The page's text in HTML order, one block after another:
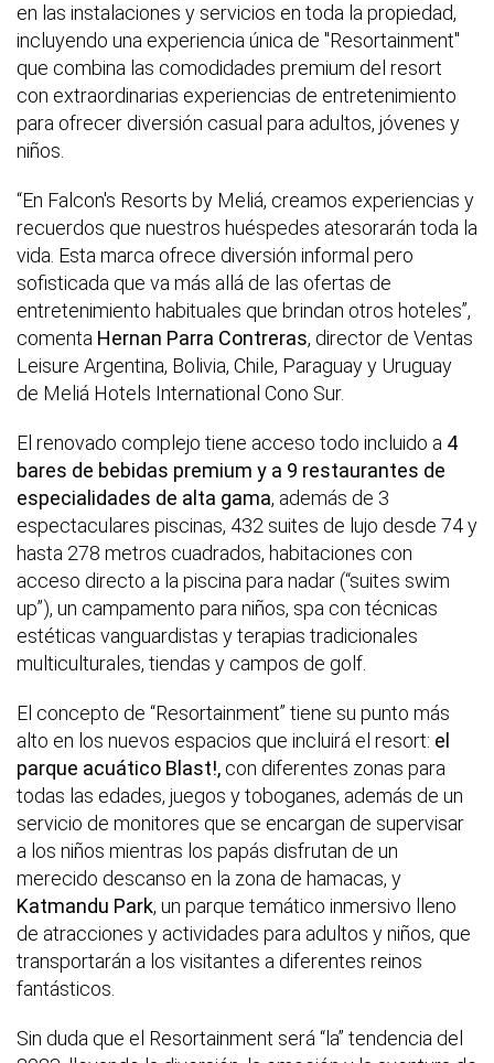
en las instalaciones y servicios en toda la propiedad,
incluyendo una experiencia única de "Resortainment"
que combina las comodidades premium del resort
con extraordinarias experiencias de entretenimiento
para ofrecer diversión casual para adultos, jóvenes y
niños.
“En Falcon's Resorts by Meliá, creamos experiencias y
recuerdos que nuestros huéspedes atesorarán toda la
vida. Esta marca ofrece diversión informal pero
sofisticada que va más allá de las ofertas de
entretenimiento habituales que brindan otros hoteles”,
comenta Hernan Parra Contreras, director de Ventas
Leisure Argentina, Bolivia, Chile, Paraguay y Uruguay
de Meliá Hotels International Cono Sur.
El renovado complejo tiene acceso todo incluido a 4
bares de bebidas premium y a 9 restaurantes de
especialidades de alta gama, además de 3
espectaculares piscinas, 432 suites de lujo desde 74 y
hasta 278 metros cuadrados, habitaciones con
acceso directo a la piscina para nadar (“suites swim
up”), un campamento para niños, spa con técnicas
estéticas vanguardistas y terapias tradicionales
multiculturales, tiendas y campos de golf.
El concepto de “Resortainment” tiene su punto más
alto en los nuevos espacios que incluirá el resort: el
parque acuático Blast!, con diferentes zonas para
todas las edades, juegos y toboganes, además de un
servicio de monitores que se encargan de supervisar
a los niños mientras los papás disfrutan de un
merecido descanso en la zona de hamacas, y
Katmandu Park, un parque temático inmersivo lleno
de atracciones y actividades para adultos y niños, que
transportarán a los visitantes a diferentes reinos
fantásticos.
Sin duda que el Resortainment será “la” tendencia del